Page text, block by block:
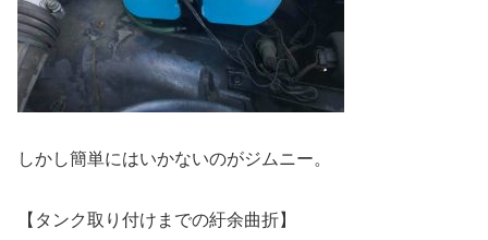
しかし簡単にはいかないのがジムニー。
【タンク取り付けまでの紆余曲折】